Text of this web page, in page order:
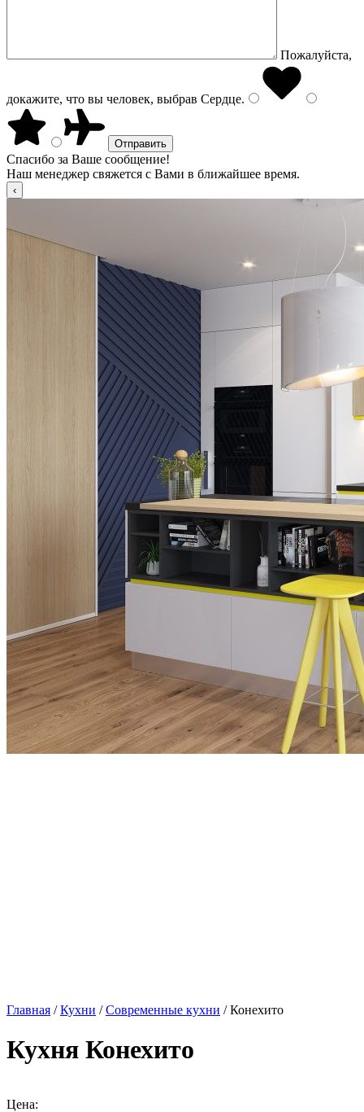
Пожалуйста,
докажите, что вы человек, выбрав Сердце.
Спасибо за Ваше сообщение!
Наш менеджер свяжется с Вами в ближайшее время.
Главная /Кухни /Современные кухни / Конехито
Кухня Конехито
Цена: